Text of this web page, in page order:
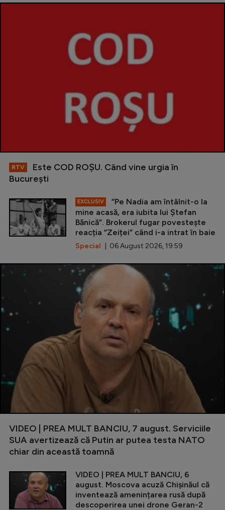
RTV
Este COD ROŞU. Când vine urgia în
Bucureşti
EXCLUSIV
”Pe Nadia am întâlnit-o la
mine acasă, era iubita lui Ștefan
Bănică”. Brokerul fugar povestește
reacția ”Zeiței” când i-a intrat în baie
Special | 06 August 2026, 19:59
VIDEO | PREA MULT BANCIU, 7 august. Serviciile
SUA avertizează că Putin ar putea testa NATO
chiar din această toamnă
VIDEO | PREA MULT BANCIU, 6
august. Moscova acuză Chișinăul că
inventează amenințarea rusă după
descoperirea unei drone Geran-2